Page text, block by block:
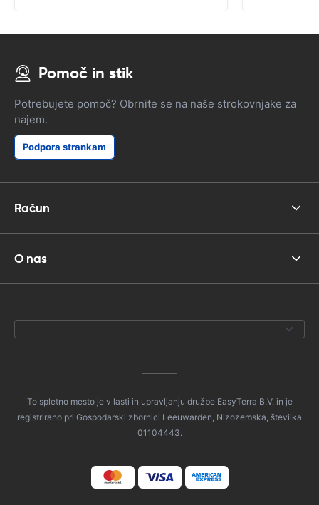
Pomoč in stik
Potrebujete pomoč? Obrnite se na naše strokovnjake za
najem.
Podpora strankam
Račun
O nas
To spletno mesto je v lasti in upravljanju družbe EasyTerra B.V. in je
registrirano pri Gospodarski zbornici Leeuwarden, Nizozemska, številka
01104443.